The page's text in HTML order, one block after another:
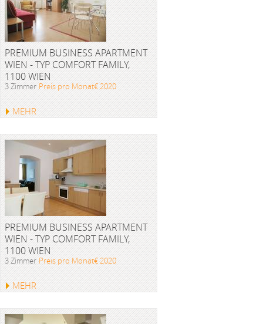
PREMIUM BUSINESS APARTMENT
WIEN - TYP COMFORT FAMILY,
1100 WIEN
3 Zimmer Preis pro Monat€ 2020
MEHR
PREMIUM BUSINESS APARTMENT
WIEN - TYP COMFORT FAMILY,
1100 WIEN
3 Zimmer Preis pro Monat€ 2020
MEHR